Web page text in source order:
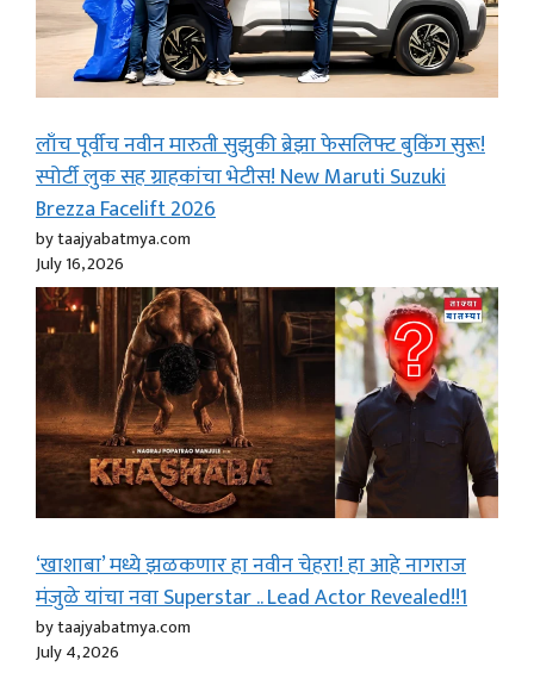
लाँच पूर्वीच नवीन मारुती सुझुकी ब्रेझा फेसलिफ्ट बुकिंग सुरू!
स्पोर्टी लुक सह ग्राहकांचा भेटीस! New Maruti Suzuki
Brezza Facelift 2026
by taajyabatmya.com
July 16, 2026
‘खाशाबा’ मध्ये झळकणार हा नवीन चेहरा! हा आहे नागराज
मंजुळे यांचा नवा Superstar .. Lead Actor Revealed!!1
by taajyabatmya.com
July 4, 2026